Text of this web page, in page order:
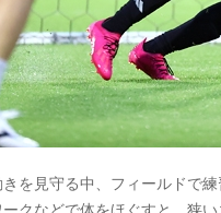
を見守る中、フィールドで
クなどで体をほぐすと、狭